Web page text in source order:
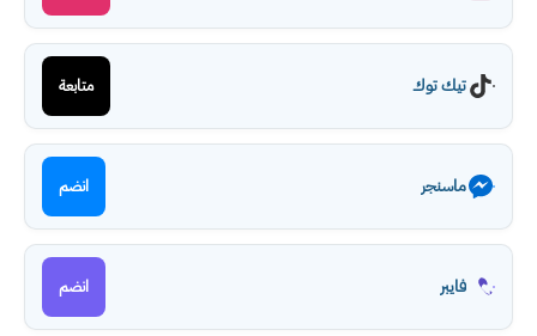
تيك توك متابعة
ماسنجر انضم
فايبر انضم